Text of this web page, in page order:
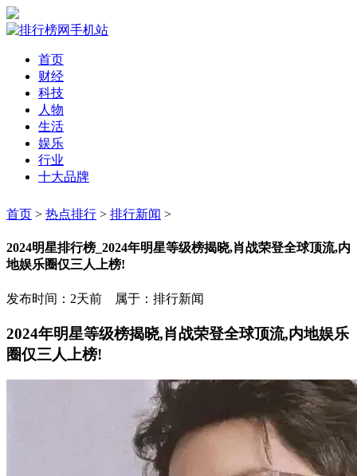
首页
财经
科技
人物
生活
娱乐
行业
十大品牌
首页 > 热点排行 > 排行新闻 >
2024明星排行榜_2024年明星等级榜揭晓,肖战荣登全球顶流,内
地娱乐圈仅三人上榜!
发布时间：2天前 属于：排行新闻
2024年明星等级榜揭晓,肖战荣登全球顶流,内地娱乐
圈仅三人上榜!